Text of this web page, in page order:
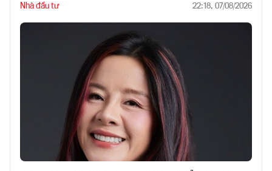
Nhà đầu tư 22:18, 07/08/2026